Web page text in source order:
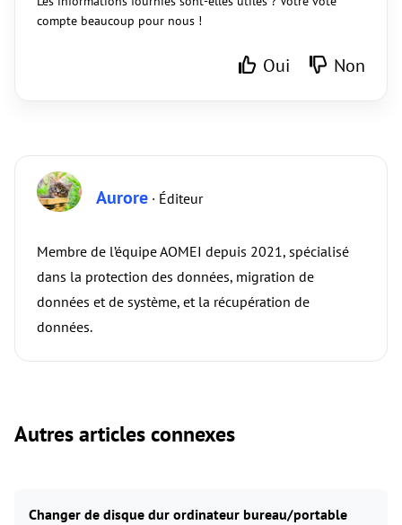
compte beaucoup pour nous !
Oui Non
Aurore · Éditeur
Membre de l’équipe AOMEI depuis 2021, spécialisé
dans la protection des données, migration de
données et de système, et la récupération de
données.
Autres articles connexes
Changer de disque dur ordinateur bureau/portable